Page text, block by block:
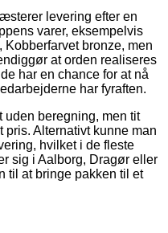
levering efter en
varer, eksempelvis
bronze, men
at orden realiseres
har en chance for at nå
har fyraften.
uden beregning, men tit
pris. Alternativt kunne man
hvilket i de fleste
sig i Aalborg, Dragør eller
til at bringe pakken til et